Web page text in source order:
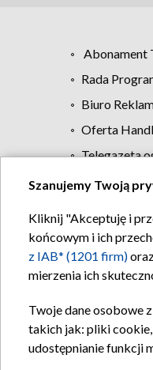
Abonament
Rada
Biuro
Oferta
Telegazeta
Szanujemy Twoją
Kliknij "Akceptuję i
końcowym i ich
z IAB* (1201 firm)
mierzenia ich
Twoje dane osobowe
takich jak: pliki
udostępnianie funkcji